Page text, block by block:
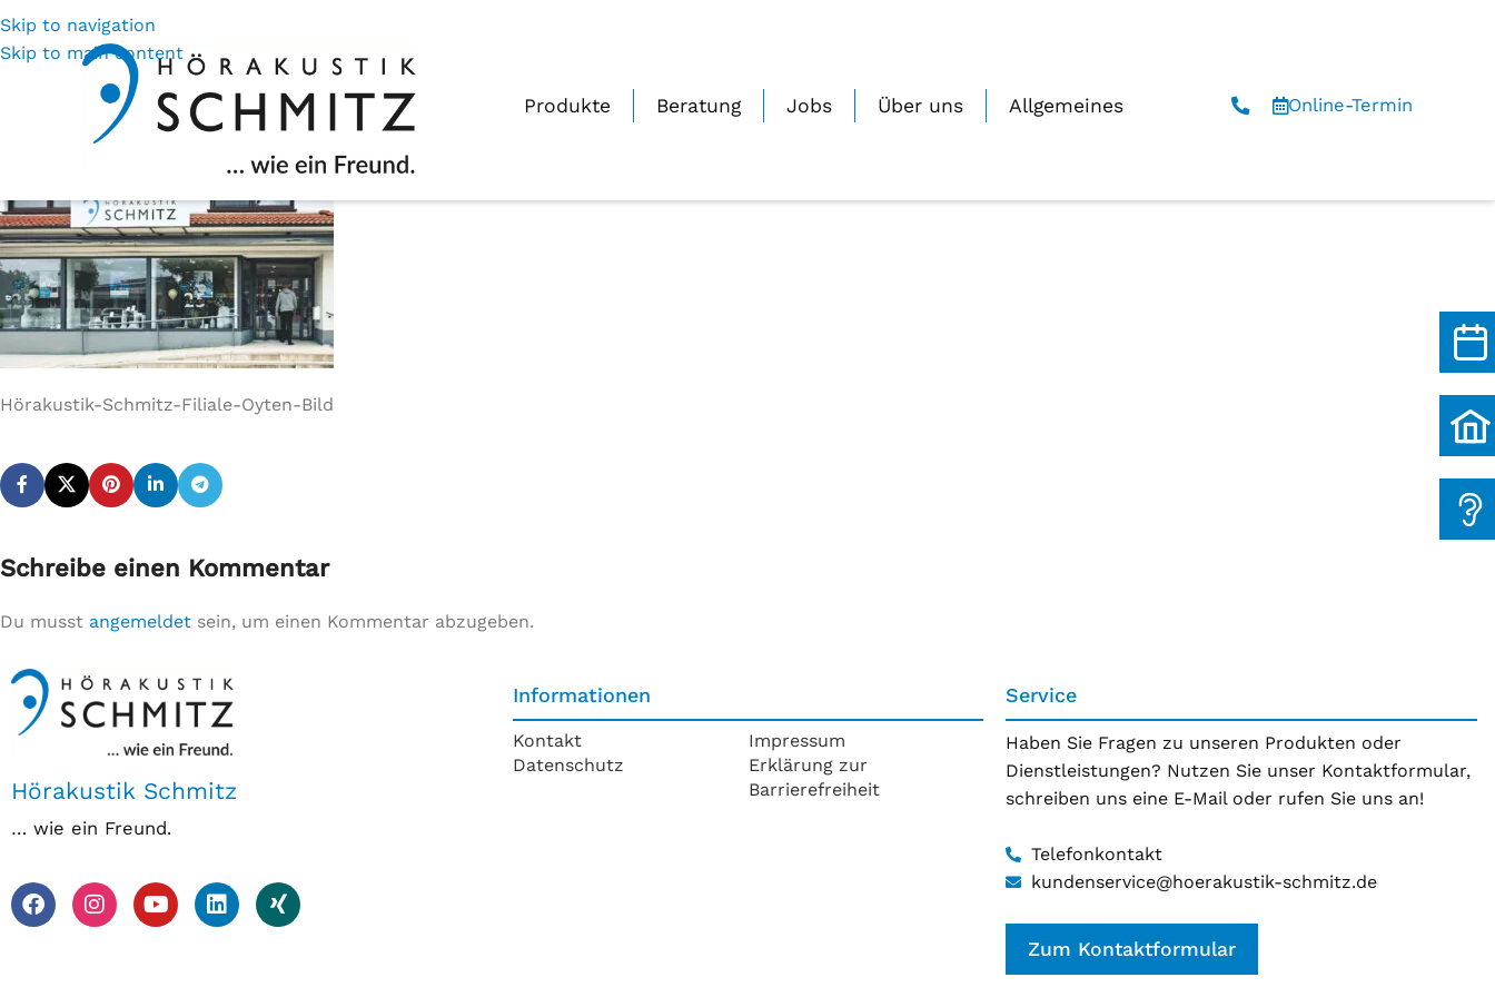
Skip to navigation
Skip to main content
Produkte Beratung Jobs Über uns Allgemeines Online-Termin
Hörakustik-Schmitz-Filiale-Oyten-Bild
Schreibe einen Kommentar
Du musst angemeldet sein, um einen Kommentar abzugeben.
Hörakustik Schmitz
… wie ein Freund.
Informationen
Kontakt
Datenschutz
Impressum
Erklärung zur
Barrierefreiheit
Service
Haben Sie Fragen zu unseren Produkten oder
Dienstleistungen? Nutzen Sie unser Kontaktformular,
schreiben uns eine E-Mail oder rufen Sie uns an!
Telefonkontakt
kundenservice@hoerakustik-schmitz.de
Zum Kontaktformular